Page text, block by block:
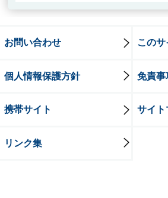
お問い合わせ この
個人情報保護方針 免責事
携帯サイト サイト
リンク集